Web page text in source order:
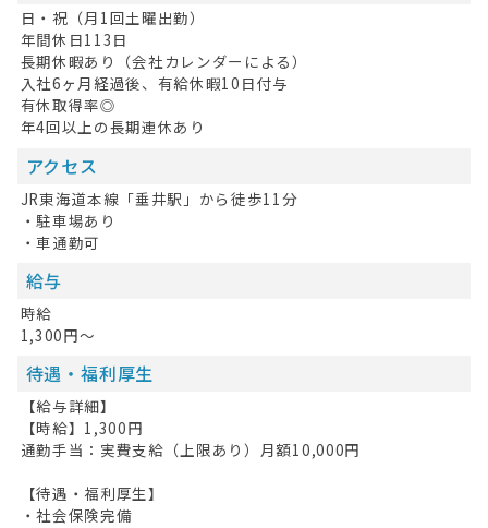
日・祝（月1回土曜出勤）
年間休日113日
長期休暇あり（会社カレンダーによる）
入社6ヶ月経過後、有給休暇10日付与
有休取得率◎
年4回以上の長期連休あり
アクセス
JR東海道本線「垂井駅」から徒歩11分
・駐車場あり
・車通勤可
給与
時給
1,300円～
待遇・福利厚生
【給与詳細】
【時給】1,300円
通勤手当：実費支給（上限あり）月額10,000円
【待遇・福利厚生】
・社会保険完備